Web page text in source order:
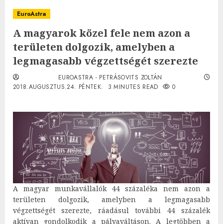
EuroAstra
A magyarok közel fele nem azon a
területen dolgozik, amelyben a
legmagasabb végzettségét szerezte
EUROASTRA - PETRÁSOVITS ZOLTÁN
2018.AUGUSZTUS.24. PÉNTEK.
3 MINUTES READ 0
A magyar munkavállalók 44 százaléka nem azon a
területen dolgozik, amelyben a legmagasabb
végzettségét szerezte, ráadásul további 44 százalék
aktívan gondolkodik a pályaváltáson. A legtöbben a